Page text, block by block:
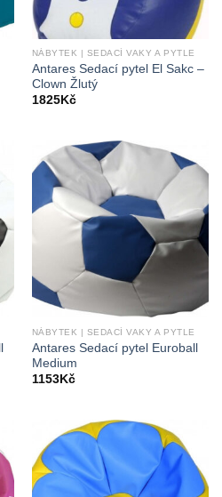
NÁBYTEK | SEDACÍ VAKY A PYTLE
Antares Sedací pytel El Sakc –
Clown Žlutý
1825Kč
NÁBYTEK | SEDACÍ VAKY A PYTLE
Antares Sedací pytel Euroball
Medium
1153Kč